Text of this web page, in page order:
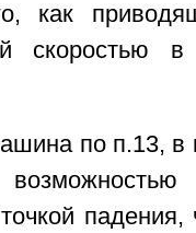
как
скоростью в
по п.13, в
падения,